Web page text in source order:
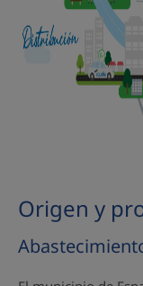
Origen y